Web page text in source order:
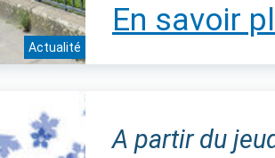
Actualité
En savoir
A partir du